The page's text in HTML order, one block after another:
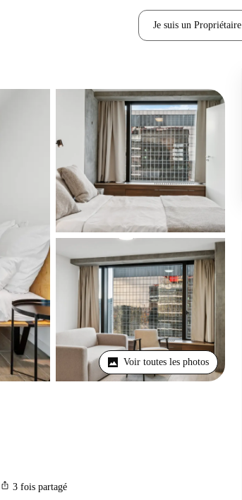
Je suis un Propriétaire
Voir toutes les photos
ios_share 3 fois partagé